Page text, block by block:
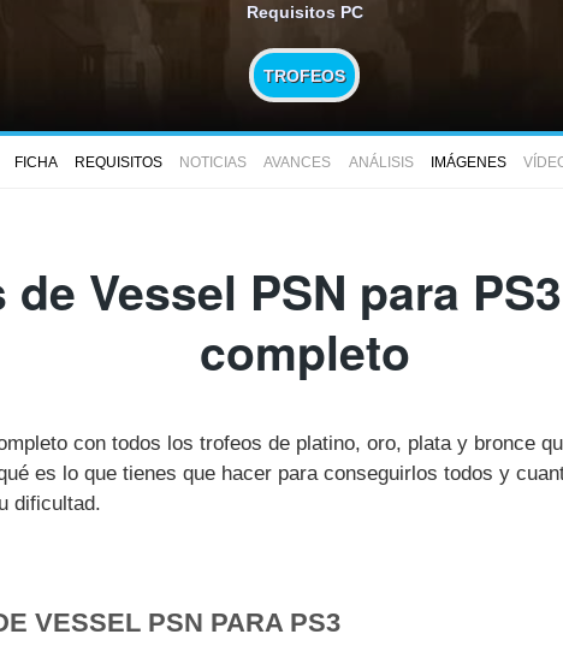
Requisitos PC
TROFEOS
FICHA REQUISITOS NOTICIAS AVANCES ANÁLISIS IMÁGENES
de Vessel PSN para
completo
con todos los trofeos de platino, oro, plata y bronce
es lo que tienes que hacer para conseguirlos todos y
dificultad.
VESSEL PSN PARA PS3